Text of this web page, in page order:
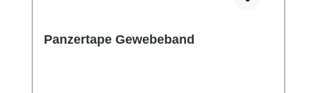
Panzertape Gewebeband